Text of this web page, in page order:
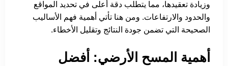
وزيادة تعقيدها، مما يتطلب دقة أعلى في تحديد المواقع
والحدود والارتفاعات. ومن هنا تأتي أهمية فهم الأساليب
الصحيحة التي تضمن جودة النتائج وتقليل الأخطاء.
أهمية المسح الأرضي: أفضل